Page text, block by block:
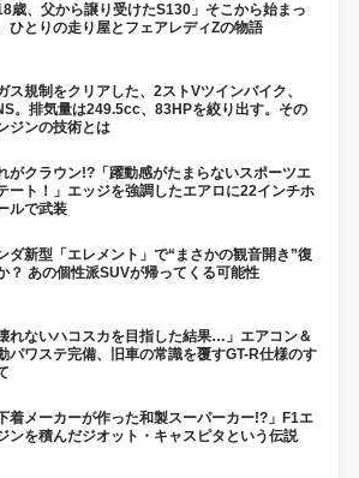
18歳、父から譲り受けたS130」そこから始まっ
ひとりの走り屋とフェアレディZの物語
ス規制をクリアした、2ストVツインバイク、
。排気量は249.5cc、83HPを絞り出す。その
ジンの技術とは
がクラウン!?「躍動感がたまらないスポーツエ
ート！」エッジを強調したエアロに22インチホ
ルで武装
ダ新型「エレメント」で“まさかの観音開き”復
？ あの個性派SUVが帰ってくる可能性
壊れないハコスカを目指した結果…」エアコン＆
パワステ完備、旧車の常識を覆すGT-R仕様のす
下着メーカーが作った和製スーパーカー!?」F1エ
ンを積んだジオット・キャスピタという伝説